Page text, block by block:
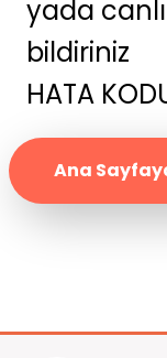
yada
bildiriniz
HATA
Ana